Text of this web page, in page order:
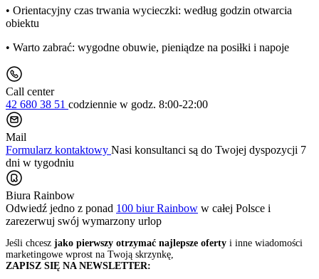
• Orientacyjny czas trwania wycieczki: według godzin otwarcia
obiektu
• Warto zabrać: wygodne obuwie, pieniądze na posiłki i napoje
Call center
42 680 38 51 codziennie w godz. 8:00-22:00
Mail
Formularz kontaktowy Nasi konsultanci są do Twojej dyspozycji 7
dni w tygodniu
Biura Rainbow
Odwiedź jedno z ponad 100 biur Rainbow w całej Polsce i
zarezerwuj swój wymarzony urlop
Jeśli chcesz jako pierwszy otrzymać najlepsze oferty i inne wiadomości
marketingowe wprost na Twoją skrzynkę,
ZAPISZ SIĘ NA NEWSLETTER: